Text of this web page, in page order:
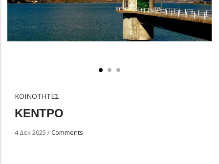
ΚΟΙΝΟΤΗΤΕΣ
ΚΕΝΤΡΟ
4 Δεκ 2025 /Comments